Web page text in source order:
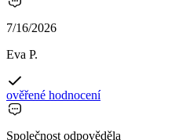
7/16/2026
Eva P.
ověřené hodnocení
Společnost odpověděla